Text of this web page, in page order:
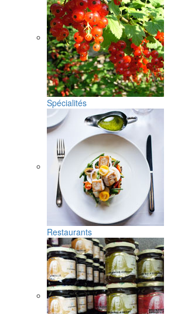
Spécialités
Restaurants